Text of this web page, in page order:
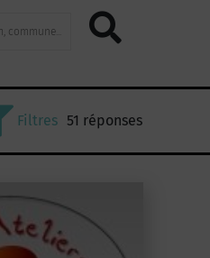
Filtres 51 réponses